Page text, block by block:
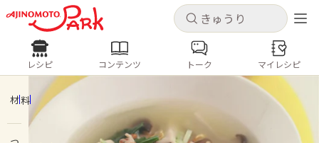
キャンセル
ログインするとレシピを保存できます
キャンセル
レシピ コンテンツ
人気の食材・レシピ
レシピ コンテンツ トーク マイレシピ
材料